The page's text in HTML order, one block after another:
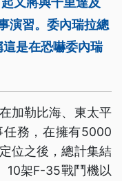
演習。委內瑞拉總
是在恐嚇委內瑞
加勒比海、東太平
務，在擁有5000
位之後，總計集結
10架F-35戰鬥機以